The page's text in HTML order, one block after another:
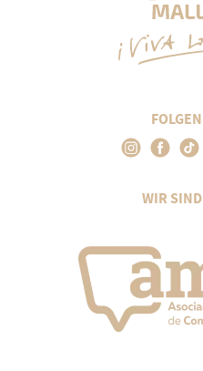
WIR